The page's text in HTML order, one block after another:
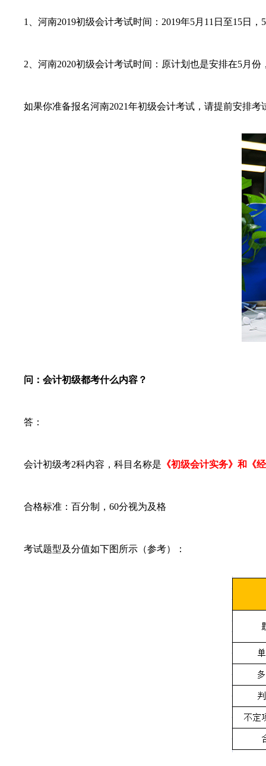
1、河南2019初级会计考试时间：2019年5月11日至15日，
2、河南2020初级会计考试时间：原计划也是安排在5月份
如果你准备报名河南2021年初级会计考试，请提前安排考
问：会计初级都考什么内容？
答：
会计初级考2科内容，科目名称是 《初级会计实务》和《
合格标准：百分制，60分视为及格
考试题型及分值如下图所示（参考）：